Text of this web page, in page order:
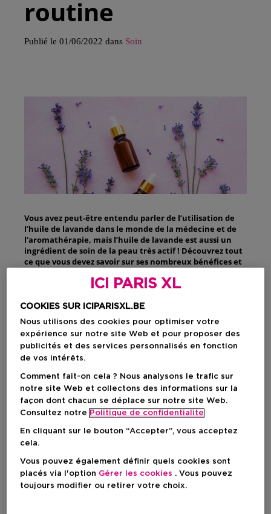
routine
Publié le 01/06/2022 dans Soin
Vous avez peut-être entendu parler de l’utilisation de
l’huile de lavande dans le monde de la médecine et de
l’aromathérapie, mais l’huile de lavande est aussi un
ingrédient de soin de la peau très actif ! Découvrez tout
ce que vous devez savoir sur ses nombreux bénéfices et
Qu’est-ce que l’huile de
lavande ?
L’huile de lavande est une huile essentielle provenant des
fleurs de la plante Lavandula angustifolia.
Les bienfaits de l’huile
de lavande pour votre
peau
ICI PARIS XL
COOKIES SUR ICIPARISXL.BE
Nous utilisons des cookies pour optimiser votre
expérience sur notre site Web et pour proposer des
publicités et des services personnalisés en fonction
de vos intérêts.
Comment fait-on cela ? Nous analysons le trafic sur
notre site Web et collectons des informations sur la
façon dont chacun se déplace sur notre site Web.
Consultez notre Politique de confidentialite
En cliquant sur le bouton “Accepter”, vous acceptez
cela.
Vous pouvez également définir quels cookies sont
placés via l'option Gérer les cookies . Vous pouvez
toujours modifier ou retirer votre choix.